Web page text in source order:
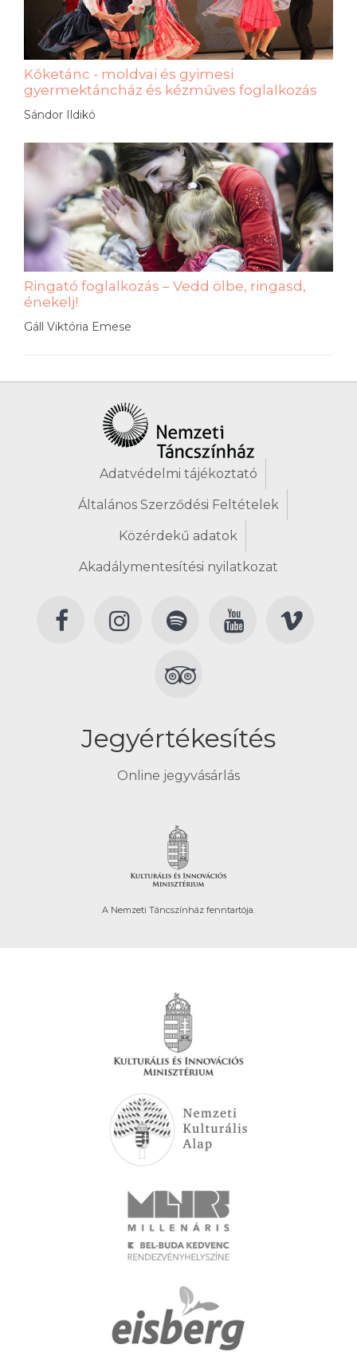
Kőketánc - moldvai és gyimesi
gyermektáncház és kézműves foglalkozás
Sándor Ildikó
Ringató foglalkozás – Vedd ölbe, ringasd,
énekelj!
Gáll Viktória Emese
Adatvédelmi tájékoztató
Általános Szerződési Feltételek
Közérdekű adatok
Akadálymentesítési nyilatkozat
Jegyértékesítés
Online jegyvásárlás
A Nemzeti Táncszínház fenntartója.